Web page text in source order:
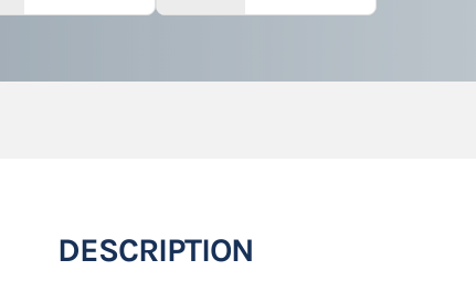
DESCRIPTION